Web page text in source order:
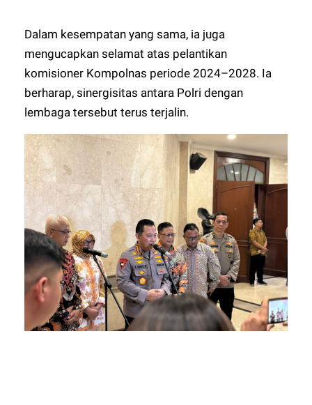
Dalam kesempatan yang sama, ia juga
mengucapkan selamat atas pelantikan
komisioner Kompolnas periode 2024–2028. Ia
berharap, sinergisitas antara Polri dengan
lembaga tersebut terus terjalin.